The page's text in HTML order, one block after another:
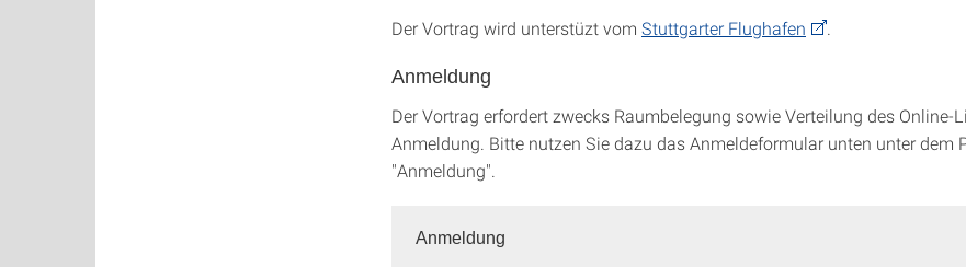
Der Vortrag wird unterstüzt vom Stuttgarter Flughafen
Anmeldung
Der Vortrag erfordert zwecks Raumbelegung sowie Verteilung des Online-
Anmeldung. Bitte nutzen Sie dazu das Anmeldeformular unten unter dem
"Anmeldung".
Anmeldung